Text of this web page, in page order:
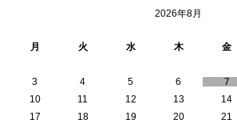
2026年8月
月 火 水 木 金
3
4 5 6 7
10
11 12 13 14
17
18 19 20 21